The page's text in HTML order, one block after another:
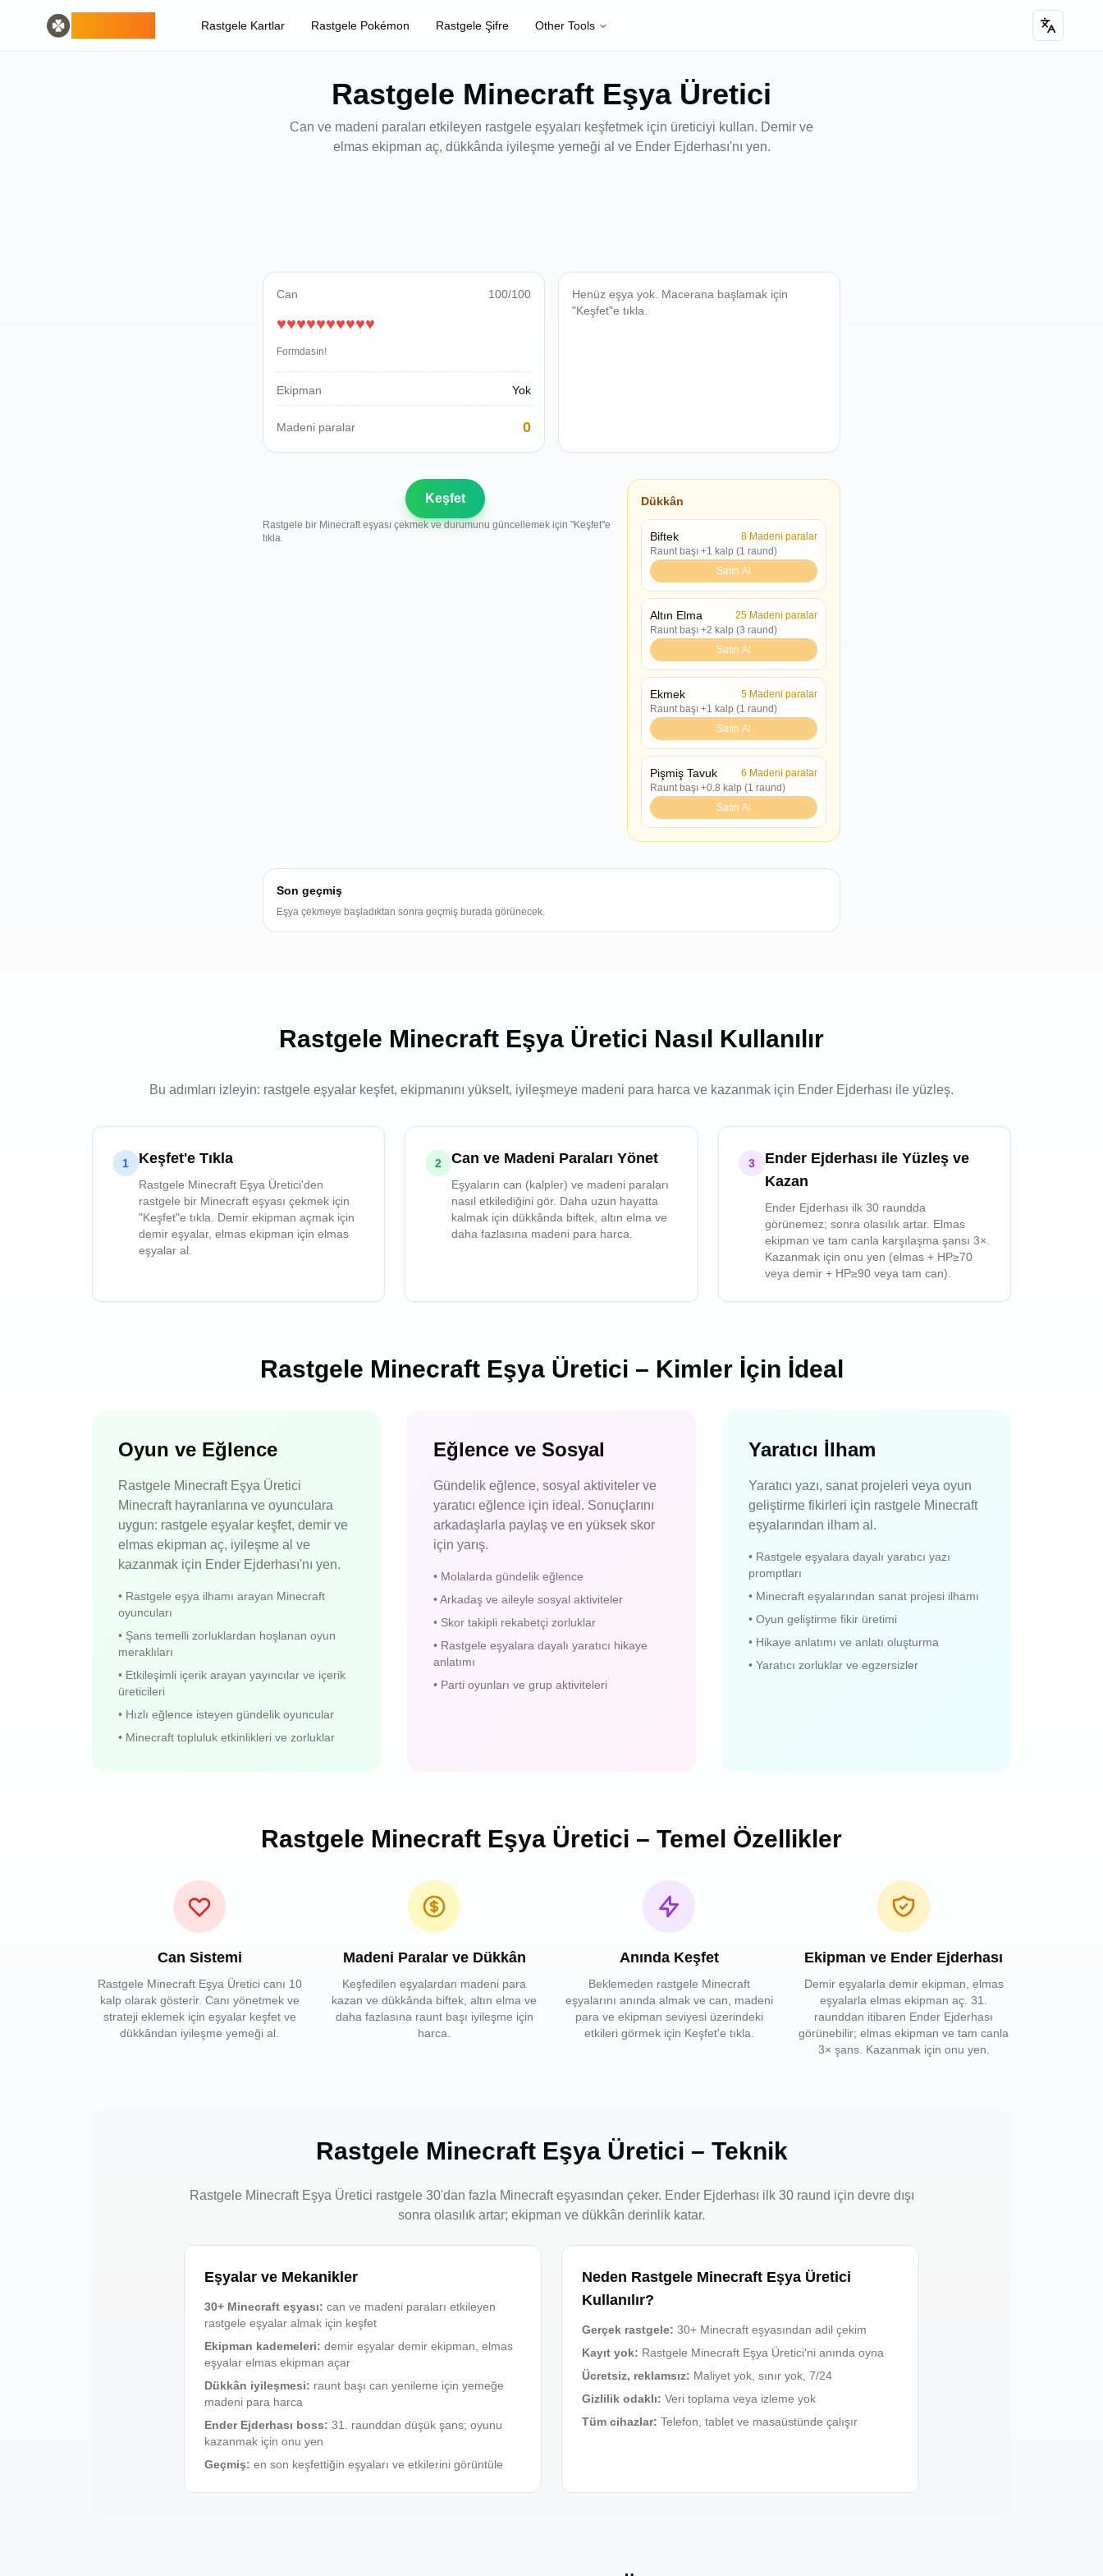
Random Generators
Español
Rastgele Kartlar Rastgele Pokémon Rastgele Şifre Other Tools
Rastgele Minecraft Eşya Üretici
Can ve madeni paraları etkileyen rastgele eşyaları keşfetmek için üreticiyi kullan. Demir ve
elmas ekipman aç, dükkânda iyileşme yemeği al ve Ender Ejderhası'nı yen.
Can 100/100
♥♥♥♥♥♥♥♥♥♥
Formdasın!
Ekipman Yok
Madeni paralar 0
Henüz eşya yok. Macerana başlamak için
"Keşfet"e tıkla.
Keşfet
Rastgele bir Minecraft eşyası çekmek ve durumunu güncellemek için "Keşfet"e
tıkla.
Dükkân
Biftek 8 Madeni paralar
Raunt başı +1 kalp (1 raund)
Satın Al
Altın Elma 25 Madeni paralar
Raunt başı +2 kalp (3 raund)
Satın Al
Ekmek 5 Madeni paralar
Raunt başı +1 kalp (1 raund)
Satın Al
Pişmiş Tavuk 6 Madeni paralar
Raunt başı +0.8 kalp (1 raund)
Satın Al
Son geçmiş
Eşya çekmeye başladıktan sonra geçmiş burada görünecek.
Rastgele Minecraft Eşya Üretici Nasıl Kullanılır
Bu adımları izleyin: rastgele eşyalar keşfet, ekipmanını yükselt, iyileşmeye madeni para harca ve kazanmak için Ender Ejderhası ile yüzleş.
1 Keşfet'e Tıkla
Rastgele Minecraft Eşya Üretici'den
rastgele bir Minecraft eşyası çekmek için
"Keşfet"e tıkla. Demir ekipman açmak için
demir eşyalar, elmas ekipman için elmas
eşyalar al.
2 Can ve Madeni Paraları Yönet
Eşyaların can (kalpler) ve madeni paraları
nasıl etkilediğini gör. Daha uzun hayatta
kalmak için dükkânda biftek, altın elma ve
daha fazlasına madeni para harca.
3
Ender Ejderhası ile Yüzleş ve
Kazan
Ender Ejderhası ilk 30 raundda
görünemez; sonra olasılık artar. Elmas
ekipman ve tam canla karşılaşma şansı 3×.
Kazanmak için onu yen (elmas + HP≥70
veya demir + HP≥90 veya tam can).
Rastgele Minecraft Eşya Üretici – Kimler İçin İdeal
Oyun ve Eğlence
Rastgele Minecraft Eşya Üretici
Minecraft hayranlarına ve oyunculara
uygun: rastgele eşyalar keşfet, demir ve
elmas ekipman aç, iyileşme al ve
kazanmak için Ender Ejderhası'nı yen.
• Rastgele eşya ilhamı arayan Minecraft
oyuncuları
• Şans temelli zorluklardan hoşlanan oyun
meraklıları
• Etkileşimli içerik arayan yayıncılar ve içerik
üreticileri
• Hızlı eğlence isteyen gündelik oyuncular
• Minecraft topluluk etkinlikleri ve zorluklar
Eğlence ve Sosyal
Gündelik eğlence, sosyal aktiviteler ve
yaratıcı eğlence için ideal. Sonuçlarını
arkadaşlarla paylaş ve en yüksek skor
için yarış.
• Molalarda gündelik eğlence
•Arkadaş ve aileyle sosyal aktiviteler
• Skor takipli rekabetçi zorluklar
• Rastgele eşyalara dayalı yaratıcı hikaye
anlatımı
• Parti oyunları ve grup aktiviteleri
Yaratıcı İlham
Yaratıcı yazı, sanat projeleri veya oyun
geliştirme fikirleri için rastgele Minecraft
eşyalarından ilham al.
• Rastgele eşyalara dayalı yaratıcı yazı
promptları
• Minecraft eşyalarından sanat projesi ilhamı
• Oyun geliştirme fikir üretimi
• Hikaye anlatımı ve anlatı oluşturma
• Yaratıcı zorluklar ve egzersizler
Rastgele Minecraft Eşya Üretici – Temel Özellikler
Can Sistemi
Rastgele Minecraft Eşya Üretici canı 10
kalp olarak gösterir. Canı yönetmek ve
strateji eklemek için eşyalar keşfet ve
dükkândan iyileşme yemeği al.
Madeni Paralar ve Dükkân
Keşfedilen eşyalardan madeni para
kazan ve dükkânda biftek, altın elma ve
daha fazlasına raunt başı iyileşme için
harca.
Anında Keşfet
Beklemeden rastgele Minecraft
eşyalarını anında almak ve can, madeni
para ve ekipman seviyesi üzerindeki
etkileri görmek için Keşfet'e tıkla.
Ekipman ve Ender Ejderhası
Demir eşyalarla demir ekipman, elmas
eşyalarla elmas ekipman aç. 31.
raunddan itibaren Ender Ejderhası
görünebilir; elmas ekipman ve tam canla
3× şans. Kazanmak için onu yen.
Rastgele Minecraft Eşya Üretici – Teknik
Rastgele Minecraft Eşya Üretici rastgele 30'dan fazla Minecraft eşyasından çeker. Ender Ejderhası ilk 30 raund için devre dışı
sonra olasılık artar; ekipman ve dükkân derinlik katar.
Eşyalar ve Mekanikler
30+ Minecraft eşyası: can ve madeni paraları etkileyen
rastgele eşyalar almak için keşfet
Ekipman kademeleri: demir eşyalar demir ekipman, elmas
eşyalar elmas ekipman açar
Dükkân iyileşmesi: raunt başı can yenileme için yemeğe
madeni para harca
Ender Ejderhası boss: 31. raunddan düşük şans; oyunu
kazanmak için onu yen
Geçmiş: en son keşfettiğin eşyaları ve etkilerini görüntüle
Neden Rastgele Minecraft Eşya Üretici
Kullanılır?
Gerçek rastgele: 30+ Minecraft eşyasından adil çekim
Kayıt yok: Rastgele Minecraft Eşya Üretici'ni anında oyna
Ücretsiz, reklamsız: Maliyet yok, sınır yok, 7/24
Gizlilik odaklı: Veri toplama veya izleme yok
Tüm cihazlar: Telefon, tablet ve masaüstünde çalışır